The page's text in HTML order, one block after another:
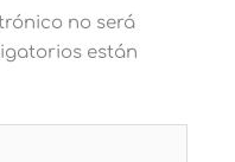
no será
están